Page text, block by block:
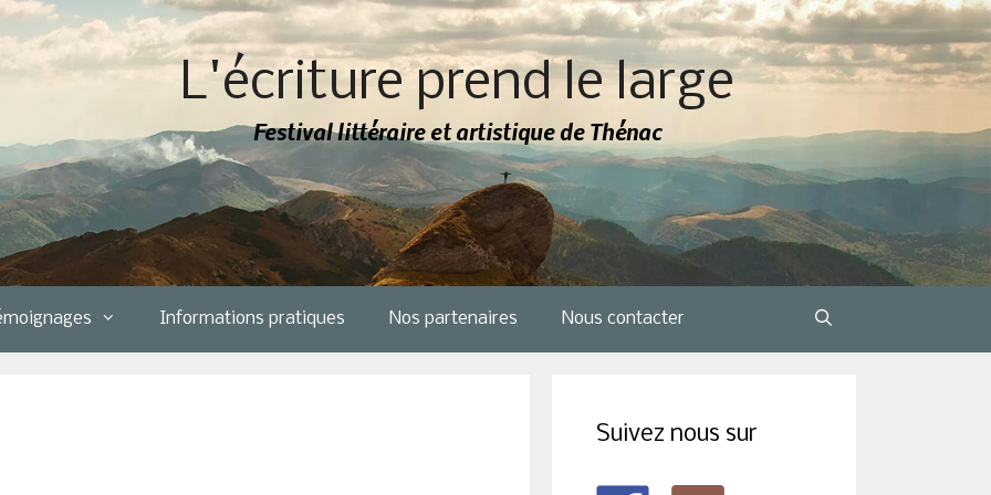
L'écriture prend le large
Festival littéraire et artistique de Thénac
Informations pratiques Nos partenaires Nous contacter
Suivez nous sur